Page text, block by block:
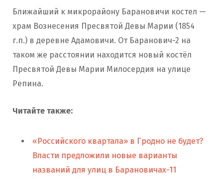
Ближайший к микрорайону Барановичи костел —
храм Вознесения Пресвятой Девы Марии (1854
г.п.) в деревне Адамовичи. От Баранович-2 на
таком же расстоянии находится новый костёл
Пресвятой Девы Марии Милосердия на улице
Репина.
Читайте также:
«Российского квартала» в Гродно не будет?
Власти предложили новые варианты
названий для улиц в Барановичах-11